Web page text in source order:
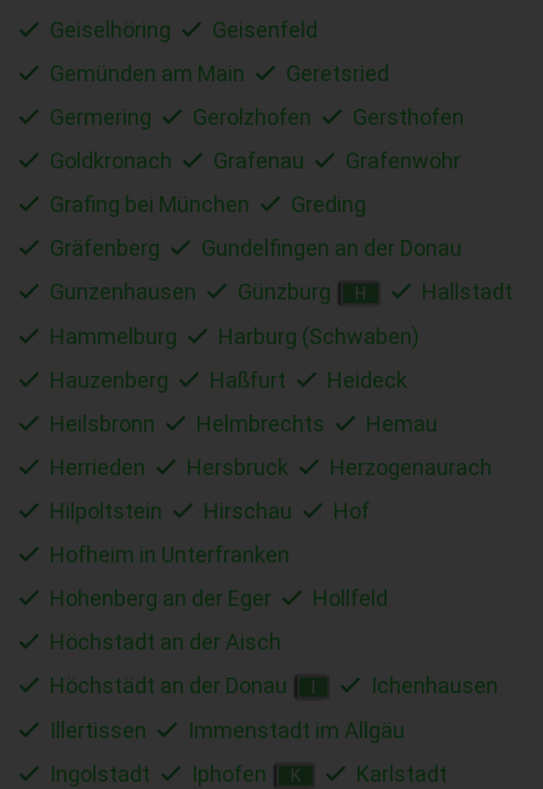
Geiselhöring
Geisenfeld
Gemünden am Main
Geretsried
Germering
Gerolzhofen
Gersthofen
Goldkronach
Grafenau
Grafenwöhr
Grafing bei München
Greding
Gräfenberg
Gundelfingen an der Donau
Gunzenhausen
Günzburg H
Hallstadt
Hammelburg
Harburg (Schwaben)
Hauzenberg
Haßfurt
Heideck
Heilsbronn
Helmbrechts
Hemau
Herrieden
Hersbruck
Herzogenaurach
Hilpoltstein
Hirschau
Hof
Hofheim in Unterfranken
Hohenberg an der Eger
Hollfeld
Höchstadt an der Aisch
Höchstädt an der Donau
Ichenhausen
Illertissen
Immenstadt im Allgäu
Ingolstadt
Iphofen K
Karlstadt